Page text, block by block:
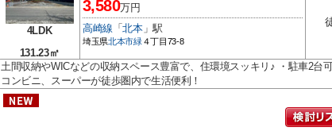
4LDK
131.23㎡
3,580万円
高崎線 「北本」駅
埼玉県北本市緑４丁目73-8
土間収納やWICなどの収納スペース豊富で、住環境スッキリ♪ ・駐車2台
コンビニ、スーパーが徒歩圏内で生活便利！